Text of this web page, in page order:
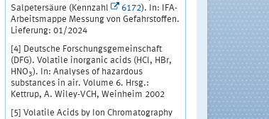
Salpetersäure (Kennzahl
6172). In: IFA-
Arbeitsmappe Messung von Gefahrstoffen.
Lieferung: 01/2024
[4] Deutsche Forschungsgemeinschaft
(DFG). Volatile inorganic acids (HCl, HBr,
HNO 3). In: Analyses of hazardous
substances in air. Volume 6. Hrsg.:
Kettrup, A. Wiley-VCH, Weinheim 2002
[5] Volatile Acids by Ion Chromatography